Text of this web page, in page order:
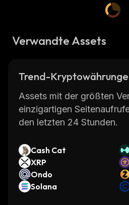
Verwandte Assets
Trend-
Assets mit der größten
einzigartigen
den letzten 24 Stunden.
Cash Cat
XRP
Ondo
Solana